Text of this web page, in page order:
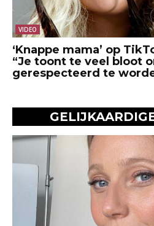
VIDEO
‘Knappe mama’ op
“Je toont te veel bloot
gerespecteerd te